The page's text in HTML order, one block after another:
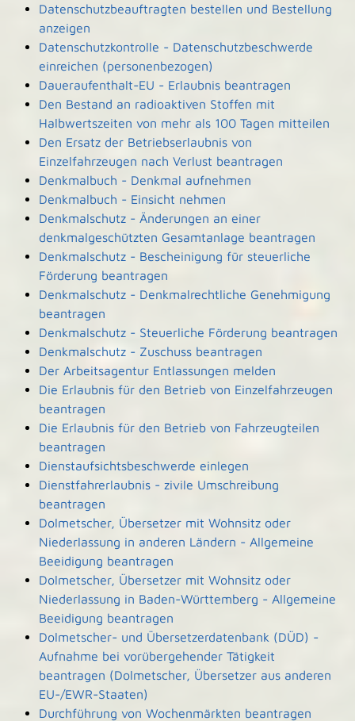
Datenschutzbeauftragten bestellen und Bestellung
anzeigen
Datenschutzkontrolle - Datenschutzbeschwerde
einreichen (personenbezogen)
Daueraufenthalt-EU - Erlaubnis beantragen
Den Bestand an radioaktiven Stoffen mit
Halbwertszeiten von mehr als 100 Tagen mitteilen
Den Ersatz der Betriebserlaubnis von
Einzelfahrzeugen nach Verlust beantragen
Denkmalbuch - Denkmal aufnehmen
Denkmalbuch - Einsicht nehmen
Denkmalschutz - Änderungen an einer
denkmalgeschützten Gesamtanlage beantragen
Denkmalschutz - Bescheinigung für steuerliche
Förderung beantragen
Denkmalschutz - Denkmalrechtliche Genehmigung
beantragen
Denkmalschutz - Steuerliche Förderung beantragen
Denkmalschutz - Zuschuss beantragen
Der Arbeitsagentur Entlassungen melden
Die Erlaubnis für den Betrieb von Einzelfahrzeugen
beantragen
Die Erlaubnis für den Betrieb von Fahrzeugteilen
beantragen
Dienstaufsichtsbeschwerde einlegen
Dienstfahrerlaubnis - zivile Umschreibung
beantragen
Dolmetscher, Übersetzer mit Wohnsitz oder
Niederlassung in anderen Ländern - Allgemeine
Beeidigung beantragen
Dolmetscher, Übersetzer mit Wohnsitz oder
Niederlassung in Baden-Württemberg - Allgemeine
Beeidigung beantragen
Dolmetscher- und Übersetzerdatenbank (DÜD) -
Aufnahme bei vorübergehender Tätigkeit
beantragen (Dolmetscher, Übersetzer aus anderen
EU-/EWR-Staaten)
Durchführung von Wochenmärkten beantragen